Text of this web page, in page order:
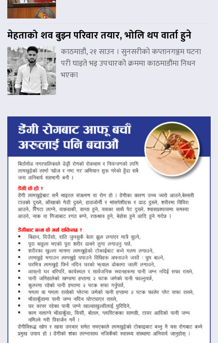
मेहताको शव बुझ्न परिवार तयार, भोलि थप वार्ता हुने
काठमाडौं, २१ साउन । सुनसरीको कप्तानगञ्जम घटना
परी घाइते भइ उपचारको क्रममा काठमाडौंमा निधन
भएका